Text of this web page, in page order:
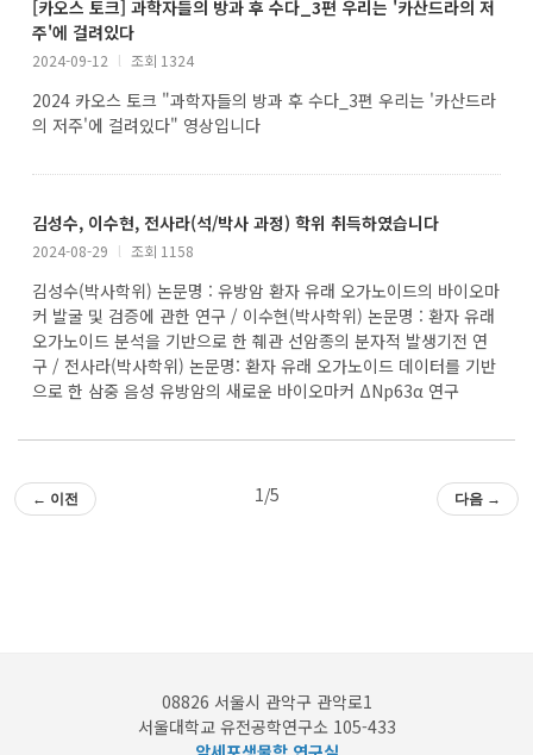
[카오스 토크] 과학자들의 방과 후 수다_3편 우리는 '카산드라의 저
주'에 걸려있다
2024-09-12 l 조회 1324
2024 카오스 토크 "과학자들의 방과 후 수다_3편 우리는 '카산드라
의 저주'에 걸려있다" 영상입니다
김성수, 이수현, 전사라(석/박사 과정) 학위 취득하였습니다
2024-08-29 l 조회 1158
김성수(박사학위) 논문명 : 유방암 환자 유래 오가노이드의 바이오마
커 발굴 및 검증에 관한 연구 / 이수현(박사학위) 논문명 : 환자 유래
오가노이드 분석을 기반으로 한 췌관 선암종의 분자적 발생기전 연
구 / 전사라(박사학위) 논문명: 환자 유래 오가노이드 데이터를 기반
으로 한 삼중 음성 유방암의 새로운 바이오마커 ΔNp63α 연구
← 이전 1/5 다음 →
08826 서울시 관악구 관악로1
서울대학교 유전공학연구소 105-433